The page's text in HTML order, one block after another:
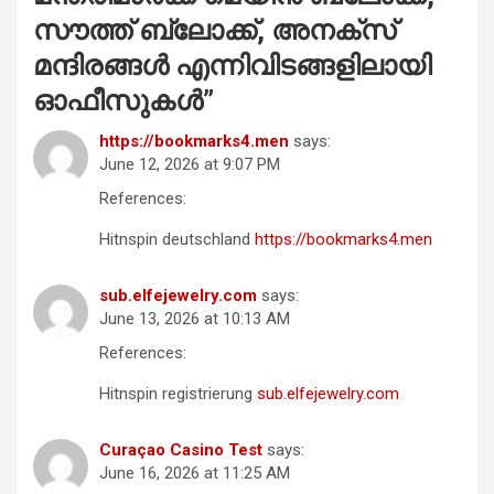
സൗത്ത് ബ്ലോക്ക്, അനക്സ്
മന്ദിരങ്ങൾ എന്നിവിടങ്ങളിലായി
ഓഫീസുകൾ”
https://bookmarks4.men says:
June 12, 2026 at 9:07 PM
References:
Hitnspin deutschland https://bookmarks4.men
sub.elfejewelry.com says:
June 13, 2026 at 10:13 AM
References:
Hitnspin registrierung sub.elfejewelry.com
Curaçao Casino Test says:
June 16, 2026 at 11:25 AM